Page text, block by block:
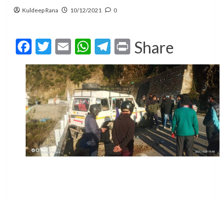
Kuldeep Rana 10/12/2021 0
Facebook
Twitter
EmailWhatsApp
Telegram
Print
Share